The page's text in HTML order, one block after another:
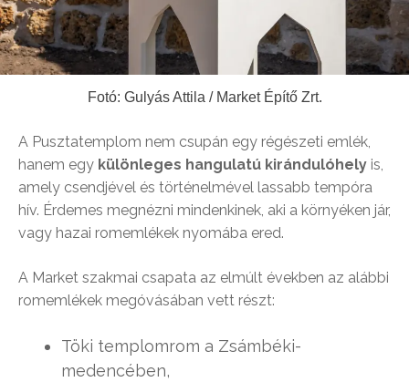
Fotó: Gulyás Attila / Market Építő Zrt.
A Pusztatemplom nem csupán egy régészeti emlék,
hanem egy különleges hangulatú kirándulóhely is,
amely csendjével és történelmével lassabb tempóra
hív. Érdemes megnézni mindenkinek, aki a környéken jár,
vagy hazai romemlékek nyomába ered.
A Market szakmai csapata az elmúlt években az alábbi
romemlékek megóvásában vett részt:
Töki templomrom a Zsámbéki-
medencében,